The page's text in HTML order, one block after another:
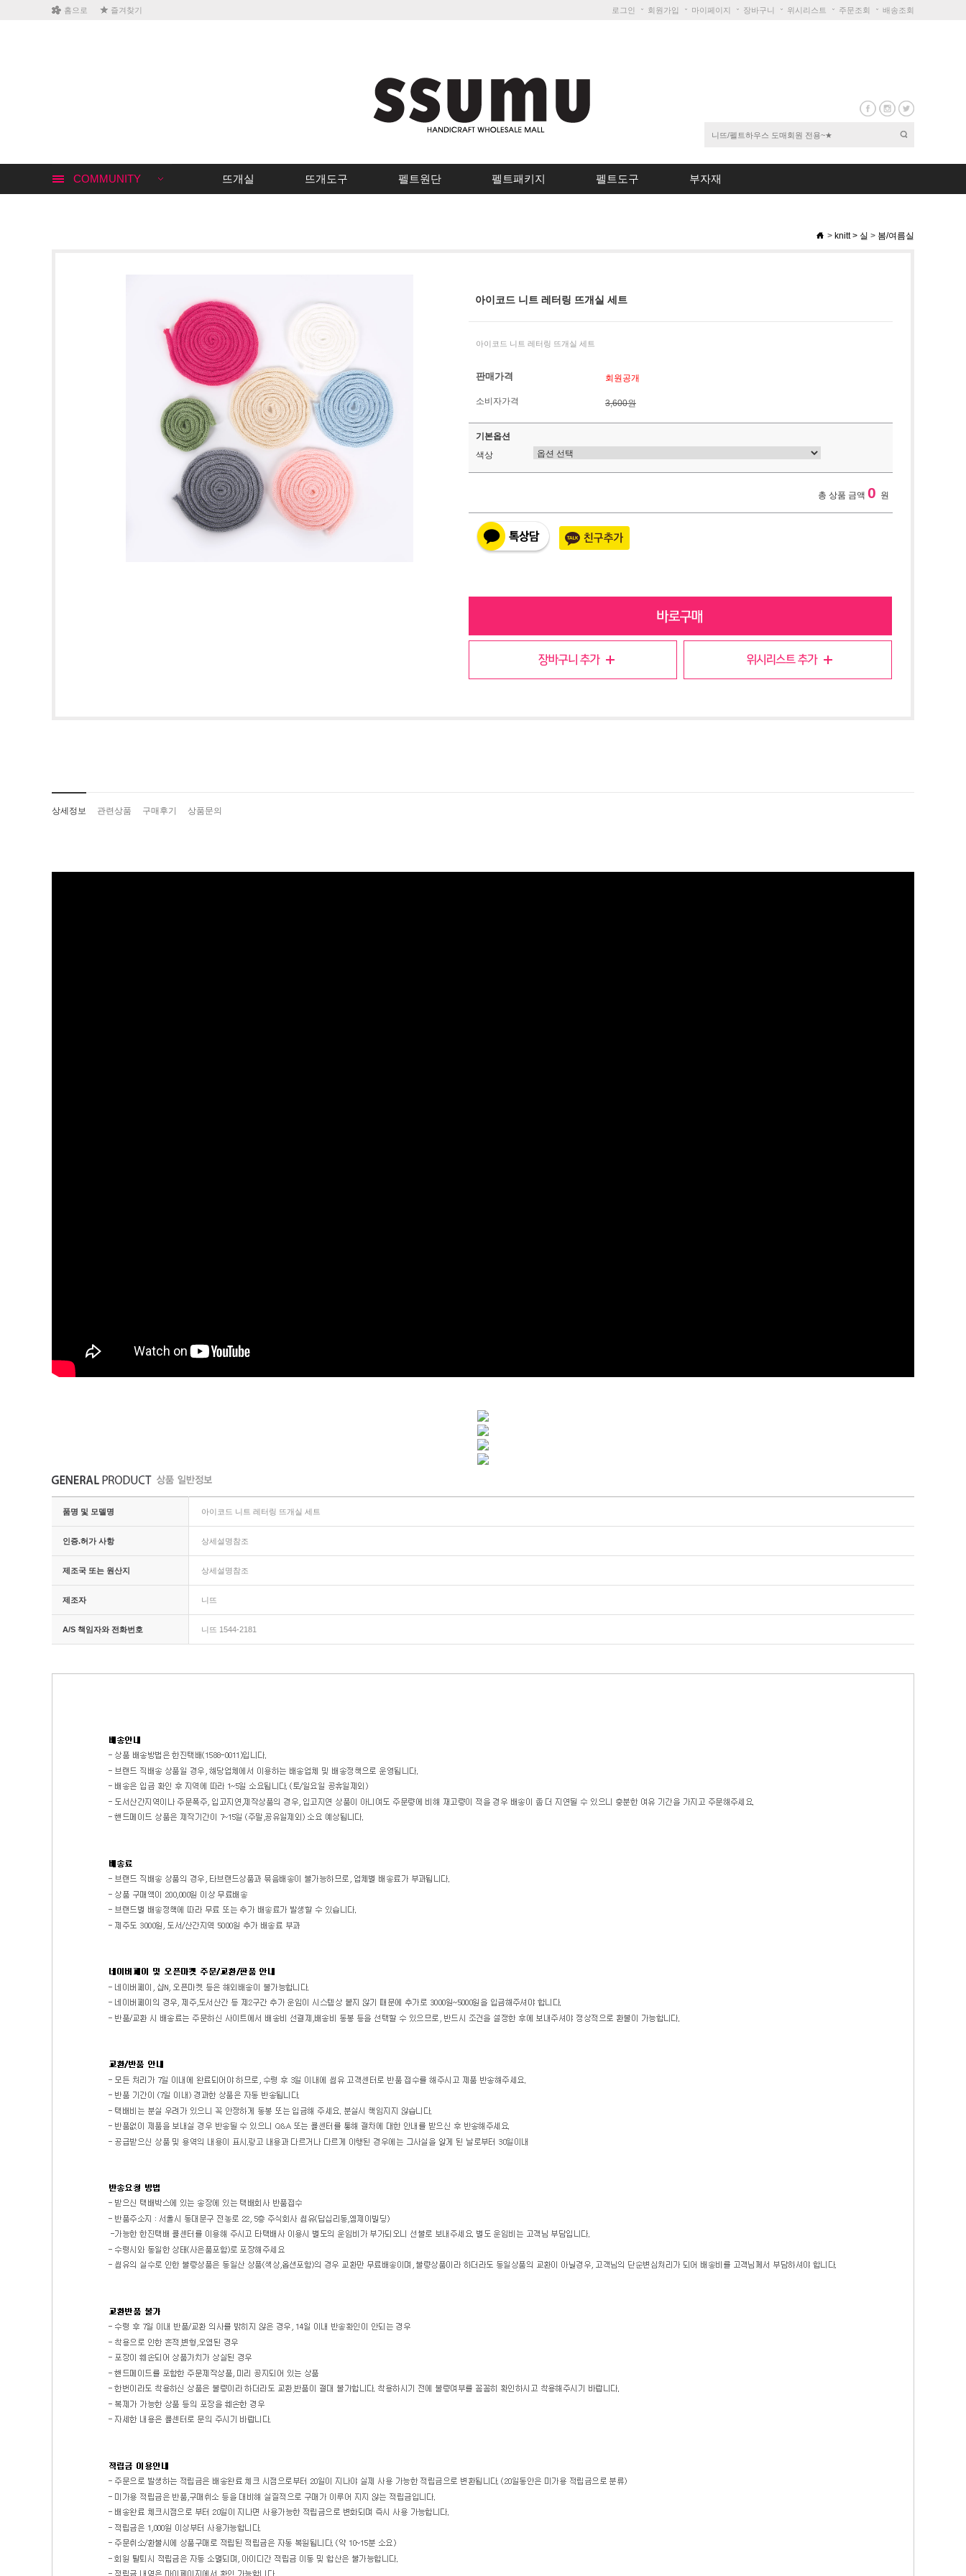
홈으로 즐겨찾기 로그인 회원가입 마이페이지 장바구니 위시리스트 주문조회 배송조회
COMMUNITY 뜨개실 뜨개도구 펠트원단 펠트패키지 펠트도구 부자재
> knitt> 실 > 봄/여름실
아이코드 니트 레터링 뜨개실 세트
아이코드 니트 레터링 뜨개실 세트
판매가격 회원공개
소비자가격 3,600원
기본옵션
색상
총 상품 금액 0 원
상세정보 관련상품 구매후기 상품문의
품명 및 모델명 아이코드 니트 레터링 뜨개실 세트
인증.허가 사항 상세설명참조
제조국 또는 원산지 상세설명참조
제조자 니뜨
A/S 책임자와 전화번호 니뜨 1544-2181